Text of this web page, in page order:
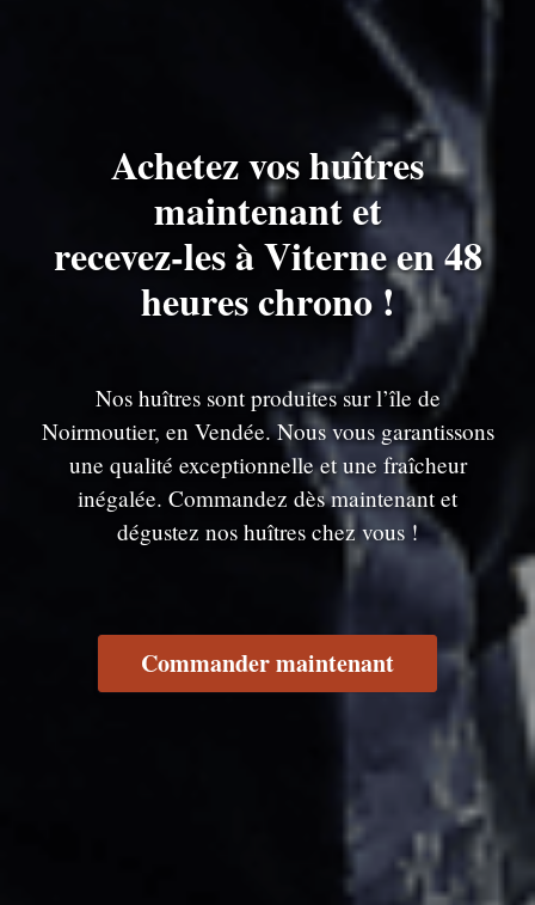
Achetez vos huîtres
maintenant et
recevez-les à Viterne en 48
heures chrono !
Nos huîtres sont produites sur l’île de
Noirmoutier, en Vendée. Nous vous garantissons
une qualité exceptionnelle et une fraîcheur
inégalée. Commandez dès maintenant et
dégustez nos huîtres chez vous !
Commander maintenant